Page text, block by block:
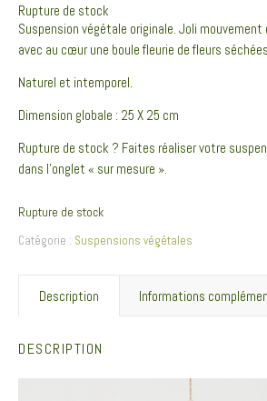
Rupture de stock
Suspension végétale originale. Joli mouvement
avec au cœur une boule fleurie de fleurs
Naturel et intemporel.
Dimension globale : 25 X 25 cm
Rupture de stock ? Faites réaliser votre
dans l’onglet « sur mesure ».
Rupture de stock
Catégorie : Suspensions végétales
Description Informations
DESCRIPTION